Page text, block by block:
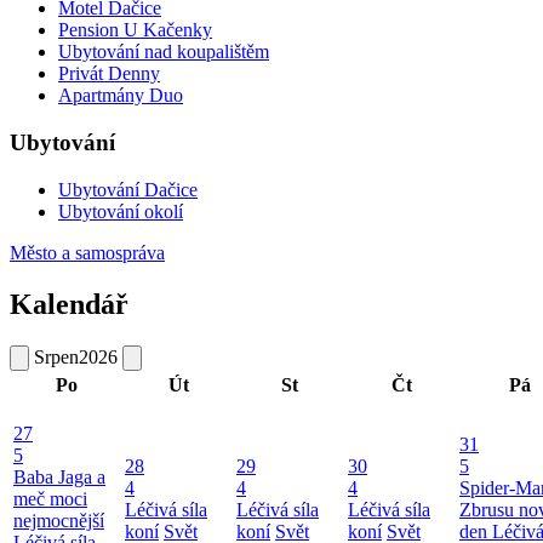
Motel Dačice
Pension U Kačenky
Ubytování nad koupalištěm
Privát Denny
Apartmány Duo
Ubytování
Ubytování Dačice
Ubytování okolí
Město a samospráva
Kalendář
Srpen2026
Po
Út St Čt Pá
27
5
Baba Jaga a
meč moci
nejmocnější
28
4
Léčivá síla
koní Svět
29
4
Léčivá síla
koní Svět
30
4
Léčivá síla
koní Svět
31
5
Spider-
Zbrusu
den